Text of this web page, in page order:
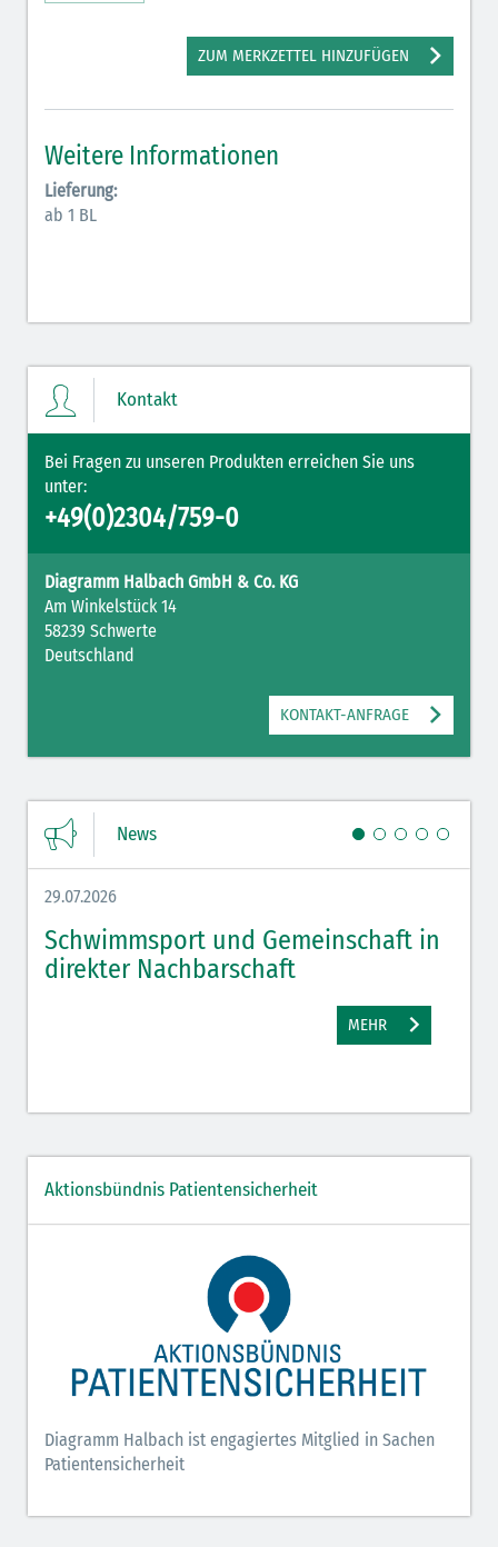
Elektrolyte (grün-pink)
Elektrolyte Kalium (grün-blau)
Elektrolyte NaCl (grün)
ZUM MERKZETTEL HINZUFÜGEN
Weitere Informationen
Lieferung:
ab 1 BL
Kontakt
Bei Fragen zu unseren Produkten erreichen Sie uns
unter:
+49(0)2304/759-0
Diagramm Halbach GmbH & Co. KG
Am Winkelstück 14
58239 Schwerte
Deutschland
KONTAKT-ANFRAGE
News
29.07.2026
Schwimmsport und Gemeinschaft in
direkter Nachbarschaft
MEHR
Aktionsbündnis Patientensicherheit
Diagramm Halbach ist engagiertes Mitglied in Sachen
Patientensicherheit